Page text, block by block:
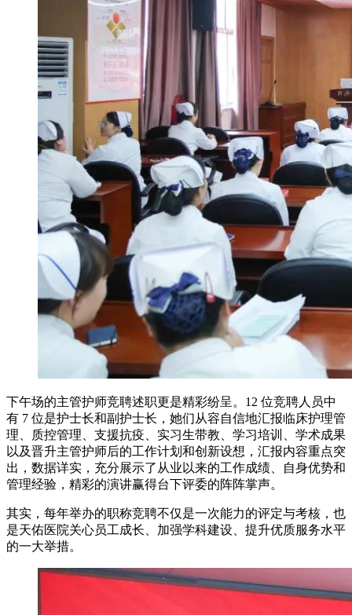
下午场的主管护师竞聘述职更是精彩纷呈。12 位竞聘人员中
有 7 位是护士长和副护士长，她们从容自信地汇报临床护理管
理、质控管理、支援抗疫、实习生带教、学习培训、学术成果
以及晋升主管护师后的工作计划和创新设想，汇报内容重点突
出，数据详实，充分展示了从业以来的工作成绩、自身优势和
管理经验，精彩的演讲赢得台下评委的阵阵掌声。
其实，每年举办的职称竞聘不仅是一次能力的评定与考核，也
是天佑医院关心员工成长、加强学科建设、提升优质服务水平
的一大举措。